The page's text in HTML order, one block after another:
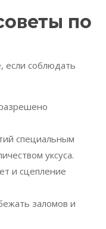
по
если соблюдать
специальным
уксуса.
и сцепление
заломов и